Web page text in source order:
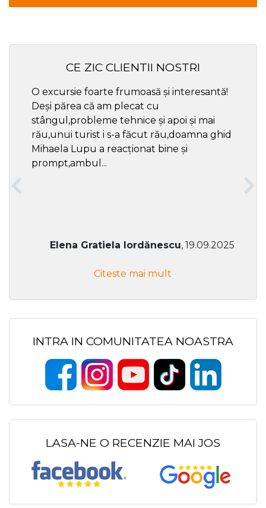
CE ZIC CLIENTII NOSTRI
O excursie foarte frumoasă și interesantă!
Deși părea că am plecat cu
stângul,probleme tehnice și apoi și mai
rău,unui turist i s-a făcut rău,doamna ghid
Mihaela Lupu a reacționat bine și
prompt,ambul...
Elena Gratiela Iordănescu, 19.09.2025
Citeste mai mult
INTRA IN COMUNITATEA NOASTRA
LASA-NE O RECENZIE MAI JOS